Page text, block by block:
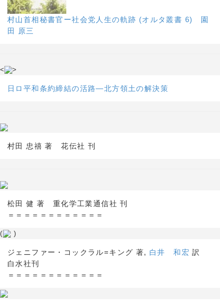
村山首相秘書官ー社会党人生の軌跡 (オルタ叢書 6) 園
田 原三
< >
日ロ平和条約締結の活路―北方領土の解決策
村田 忠禧 著 花伝社 刊
松田 健 著 重化学工業通信社 刊
＝＝＝＝＝＝＝＝＝＝＝＝
( )
ジェニファー・コックラル=キング 著, 白井 和宏 訳
白水社刊
＝＝＝＝＝＝＝＝＝＝＝＝